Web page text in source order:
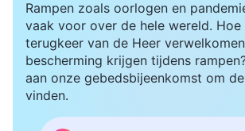
de herfstoogst en de opslag van
door de Schepper is vastgesteld,
dingen weergalmen van het plan
management van de Schepper, en
eigen nieuwe dag, nieuw begin
Rampen zoals oorlogen en
vaak voor over de hele wereld. Hoe
terugkeer van de Heer
bescherming krijgen tijdens
aan onze gebedsbijeenkomst om
vinden.